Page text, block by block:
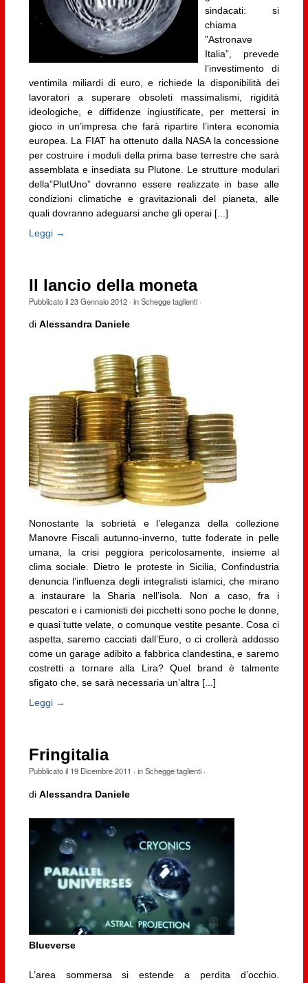
sindacati: si
chiama
”Astronave
Italia”, prevede
l’investimento di
ventimila miliardi di euro, e richiede la disponibilità dei
lavoratori a superare obsoleti massimalismi, rigidità
ideologiche, e diffidenze ingiustificate, per mettersi in
gioco in un’impresa che farà ripartire l’intera economia
europea. La FIAT ha ottenuto dalla NASA la concessione
per costruire i moduli della prima base terrestre che sarà
assemblata e insediata su Plutone. Le strutture modulari
della”PlutUno” dovranno essere realizzate in base alle
condizioni climatiche e gravitazionali del pianeta, alle
quali dovranno adeguarsi anche gli operai [...]
Leggi →
Il lancio della moneta
Pubblicato il23 Gennaio 2012· inSchegge taglienti·
di Alessandra Daniele
Nonostante la sobrietà e l’eleganza della collezione
Manovre Fiscali autunno-inverno, tutte foderate in pelle
umana, la crisi peggiora pericolosamente, insieme al
clima sociale. Dietro le proteste in Sicilia, Confindustria
denuncia l’influenza degli integralisti islamici, che mirano
a instaurare la Sharia nell’isola. Non a caso, fra i
pescatori e i camionisti dei picchetti sono poche le donne,
e quasi tutte velate, o comunque vestite pesante. Cosa ci
aspetta, saremo cacciati dall’Euro, o ci crollerà addosso
come un garage adibito a fabbrica clandestina, e saremo
costretti a tornare alla Lira? Quel brand è talmente
sfigato che, se sarà necessaria un’altra [...]
Leggi →
Fringitalia
Pubblicato il 19 Dicembre 2011 · inSchegge taglienti·
di Alessandra Daniele
Blueverse
L’area sommersa si estende a perdita d’occhio.